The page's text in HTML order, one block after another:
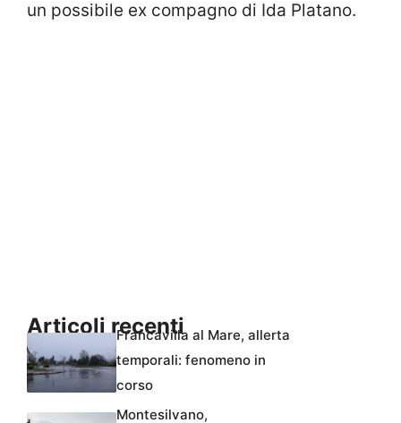
un possibile ex compagno di Ida Platano.
Articoli recentiFrancavilla al Mare, allerta
temporali: fenomeno in
corso
Montesilvano,